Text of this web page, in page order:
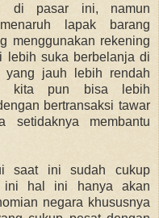
di pasar ini, namun
lapak barang
menggunakan rekening
lebih suka berbelanja di
yang jauh lebih rendah
kita pun bisa lebih
bertransaksi tawar
setidaknya membantu
saat ini sudah cukup
ini hal ini hanya akan
negara khususnya